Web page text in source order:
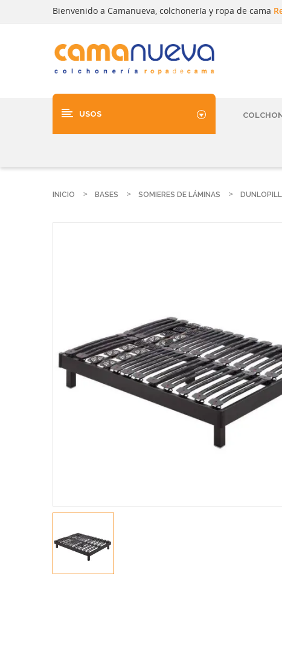
Bienvenido a Camanueva, colchonería y ropa de cama
USOS
INICIO BASES SOMIERES DE LÁMINAS